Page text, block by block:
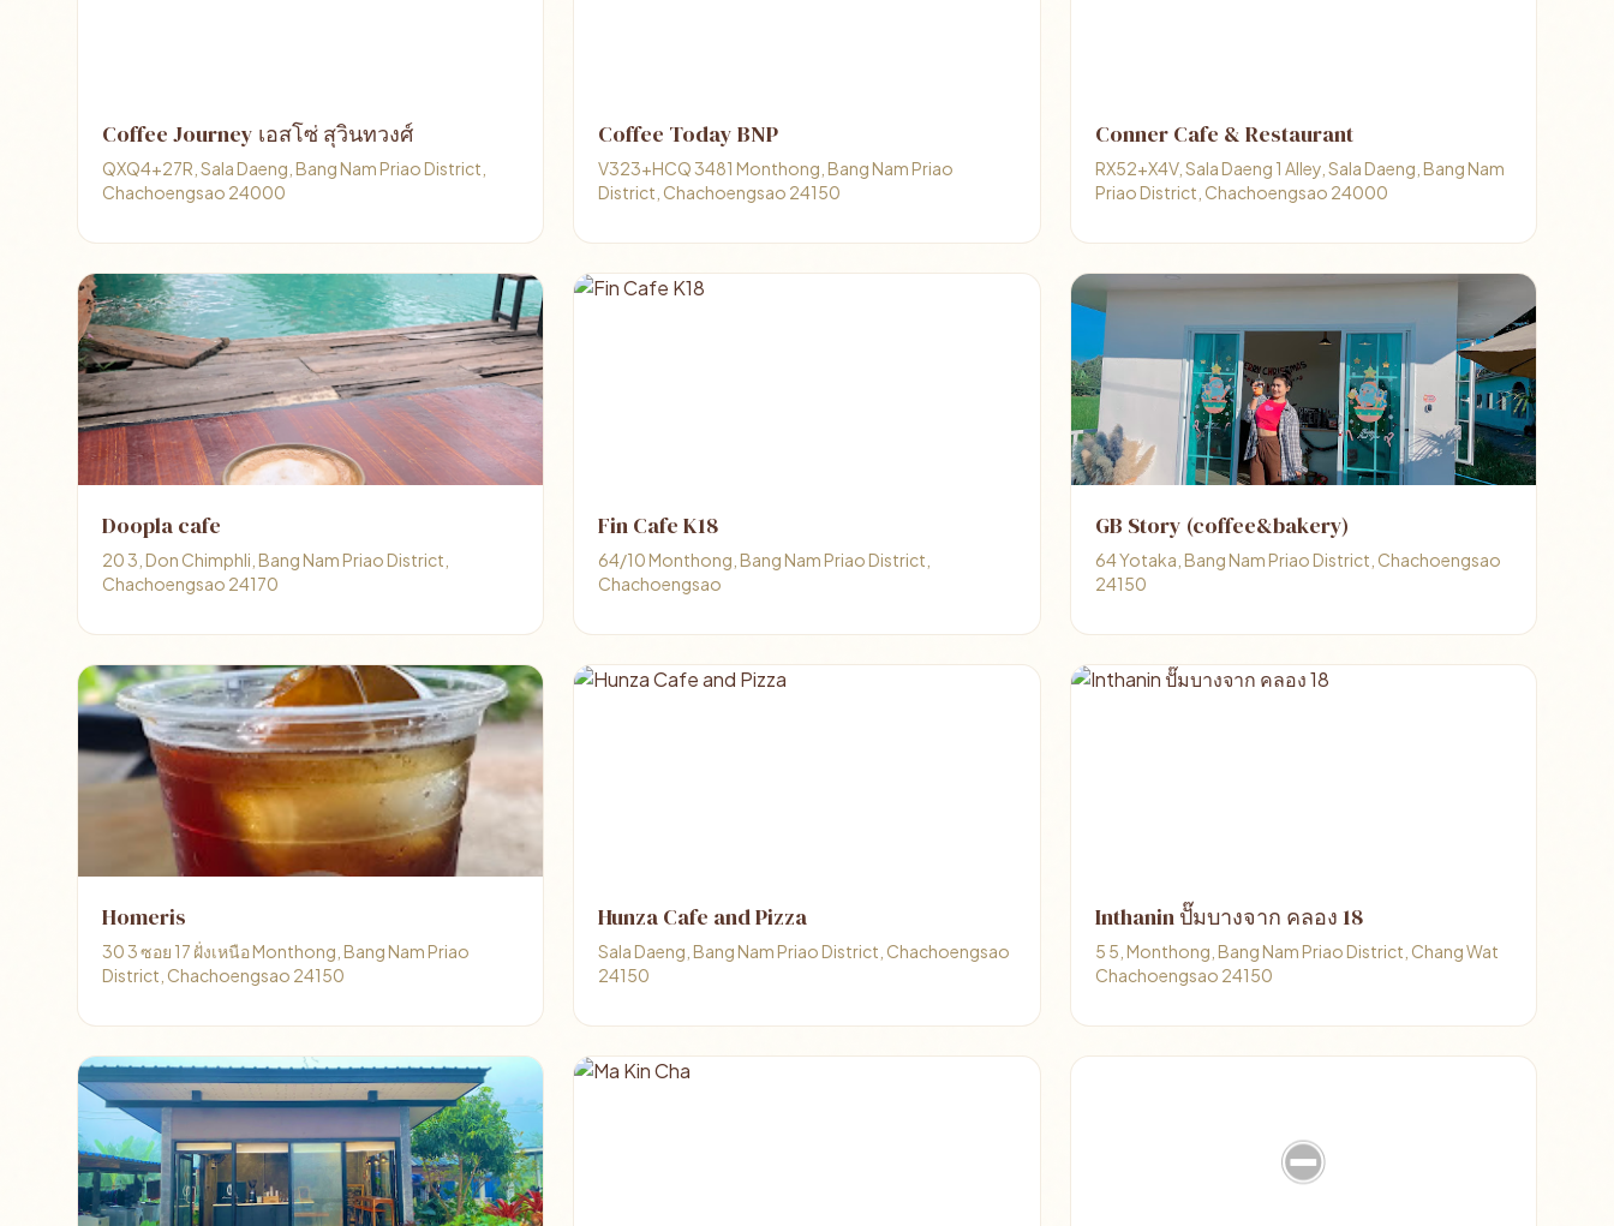
Coffee Journey เอสโซ่ สุวินทวงศ์
QXQ4+27R, Sala Daeng, Bang Nam Priao District,
Chachoengsao 24000
Coffee Today BNP
V323+HCQ 3481 Monthong, Bang Nam Priao
District, Chachoengsao 24150
Conner Cafe & Restaurant
RX52+X4V, Sala Daeng 1 Alley, Sala Daeng, Bang Nam
Priao District, Chachoengsao 24000
Doopla cafe
20 3, Don Chimphli, Bang Nam Priao District,
Chachoengsao 24170
Fin Cafe K18
64/10 Monthong, Bang Nam Priao District,
Chachoengsao
GB Story (coffee&bakery)
64 Yotaka, Bang Nam Priao District, Chachoengsao
24150
Homeris
30 3 ซอย 17 ฝั่งเหนือ Monthong, Bang Nam Priao
District, Chachoengsao 24150
Hunza Cafe and Pizza
Sala Daeng, Bang Nam Priao District, Chachoengsao
24150
Inthanin ปั๊มบางจาก คลอง 18
5 5, Monthong, Bang Nam Priao District, Chang Wat
Chachoengsao 24150